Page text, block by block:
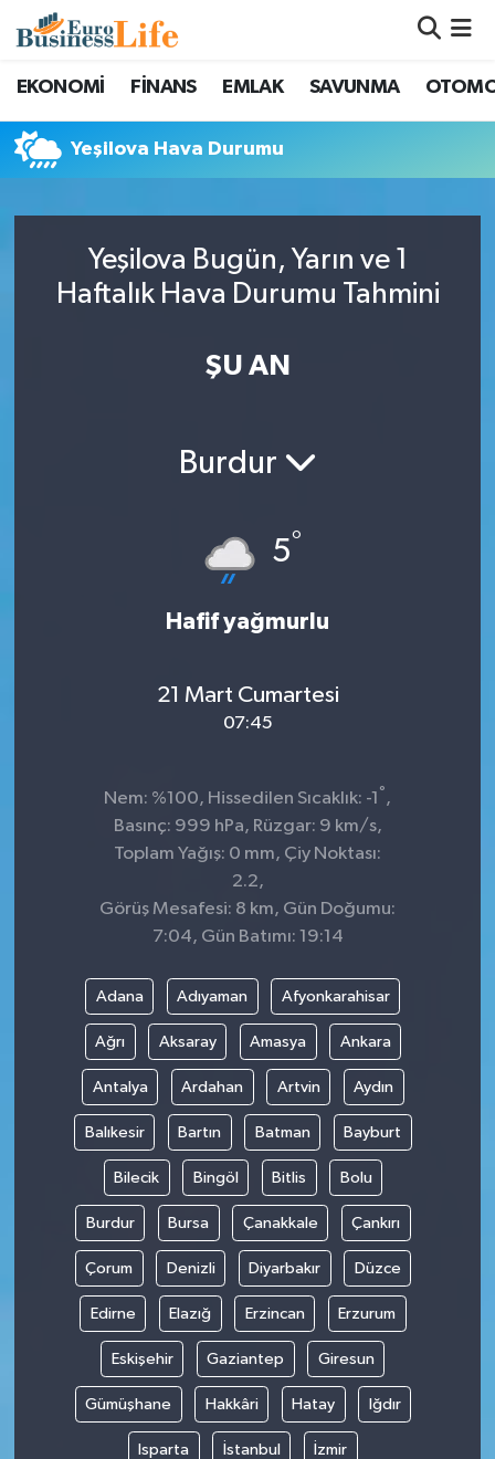
EKONOMİ FİNANS EMLAK SAVUNMA
Yeşilova Hava Durumu
Yeşilova Bugün, Yarın ve 1
Haftalık Hava Durumu Tahmini
ŞU AN
Burdur
5°
Hafif yağmurlu
21 Mart Cumartesi
07:45
Nem: %100, Hissedilen Sıcaklık: -1 ° ,
Basınç: 999 hPa, Rüzgar: 9 km/s,
Toplam Yağış: 0 mm, Çiy Noktası:
2.2,
Görüş Mesafesi: 8 km, Gün Doğumu:
7:04, Gün Batımı: 19:14
Adana Adıyaman Afyonkarahisar
Ağrı Aksaray Amasya Ankara
Antalya Ardahan Artvin Aydın
Balıkesir Bartın Batman Bayburt
Bilecik Bingöl Bitlis Bolu
Burdur Bursa Çanakkale Çankırı
Çorum Denizli Diyarbakır Düzce
Edirne Elazığ Erzincan Erzurum
Eskişehir Gaziantep Giresun
Gümüşhane Hakkâri Hatay Iğdır
Isparta İstanbul İzmir
Nöbetçi Eczaneler
Hava Durumu
Trafik Durumu
Süper Lig Puan Durumu ve Fikstür